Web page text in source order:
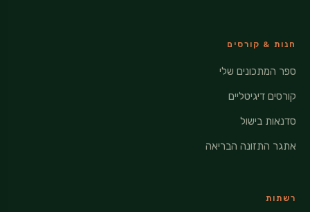
חנות & קורסים
ספר המתכונים שלי
קורסים דיגיטליים
סדנאות בישול
אתגר התזונה הבריאה
רשתות